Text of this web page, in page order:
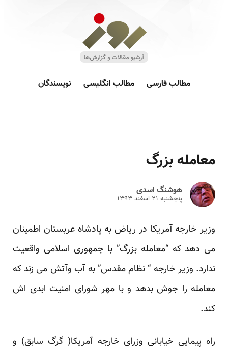
مطالب فارسی مطالب انگلیسی نویسندگان
معامله بزرگ
هوشنگ اسدی
پنجشنبه ۲۱ اسفند ۱۳۹۳
وزیر خارجه آمریکا در ریاض به پادشاه عربستان اطمینان
می دهد که “معامله بزرگ” با جمهوری اسلامی واقعیت
ندارد. وزیر خارجه “ نظام مقدس” به آب وآتش می زند که
معامله را جوش بدهد و با مهر شورای امنیت ابدی اش
کند.
راه پیمایی خیابانی وزرای خارجه آمریکا( گرگ سابق) و